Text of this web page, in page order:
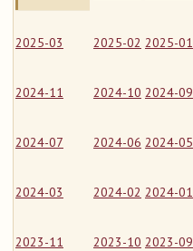
2025-03 2025-02 2025-01
2024-11 2024-10 2024-09
2024-07 2024-06 2024-05
2024-03 2024-02 2024-01
2023-11 2023-10 2023-09